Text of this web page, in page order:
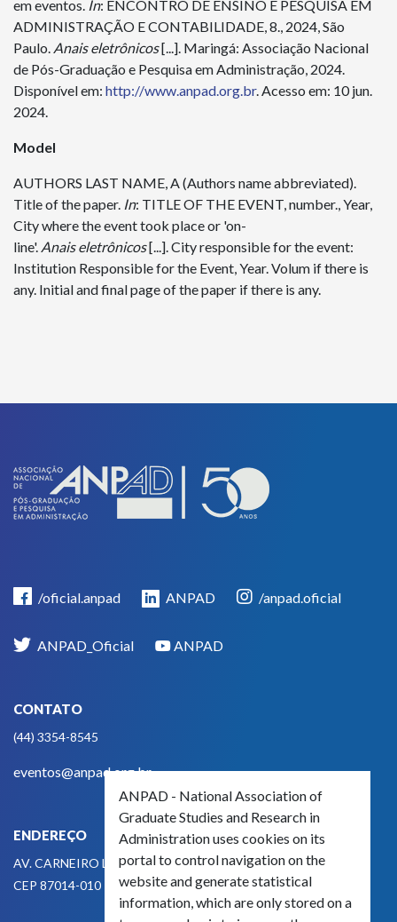
em eventos. In: ENCONTRO DE ENSINO E PESQUISA EM
ADMINISTRAÇÃO E CONTABILIDADE, 8., 2024, São
Paulo. Anais eletrônicos[...]. Maringá: Associação Nacional
de Pós-Graduação e Pesquisa em Administração, 2024.
Disponível em: http://www.anpad.org.br. Acesso em: 10 jun.
2024.
Model
AUTHORS LAST NAME, A (Authors name abbreviated).
Title of the paper. In: TITLE OF THE EVENT, number., Year,
City where the event took place or 'on-
line'. Anais eletrônicos[...]. City responsible for the event:
Institution Responsible for the Event, Year. Volum if there is
any. Initial and final page of the paper if there is any.
/oficial.anpad ANPAD /anpad.oficial
ANPAD_Oficial ANPAD
CONTATO
(44) 3354-8545
eventos@anpad.org.br
ENDEREÇO
AV. CARNEIRO LEÃO, 825
CEP 87014-010 - MARINGÁ, PR, BRASIL
ANPAD - National Association of
Graduate Studies and Research in
Administration uses cookies on its
portal to control navigation on the
website and generate statistical
information, which are only stored on a